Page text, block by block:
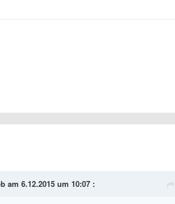
am 6.12.2015 um 10:07 :